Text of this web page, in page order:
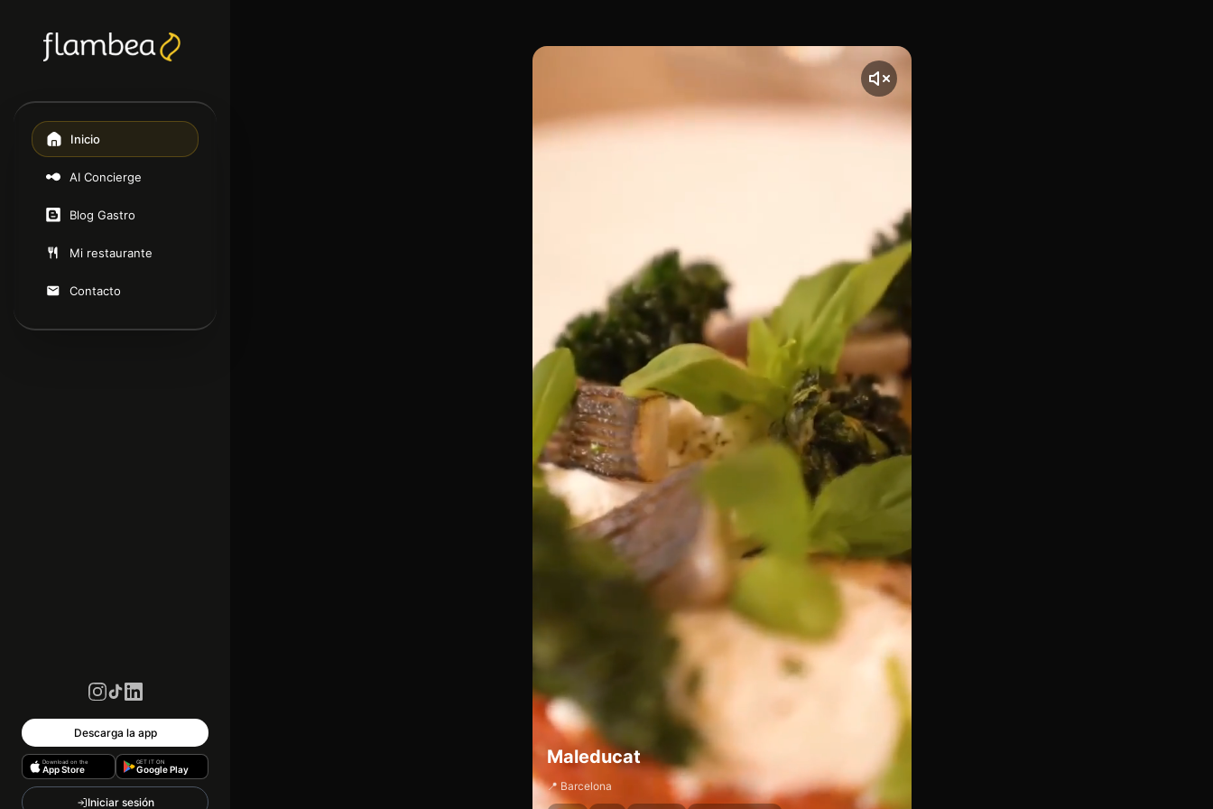
Inicio
AI Concierge
Blog Gastro
Mi restaurante
Contacto
Descarga la app
Download on the
App Store
GET IT ON
Google Play
Iniciar sesión
Maleducat
📍 Barcelona
Maleducat es un restaurante de cocina española contemporánea en el Carrer de Manso 54 de
[00:00 - Escena 1: Introducción y Ambiente] El vídeo comienza con una toma de Maleducat,